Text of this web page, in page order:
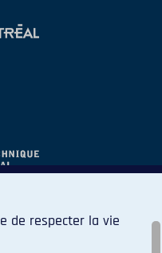
de respecter la vie